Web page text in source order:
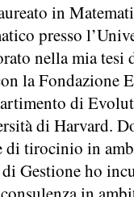
in
presso
nella mia tesi
la Fondazione
di
di Harvard.
di tirocinio in
Gestione ho